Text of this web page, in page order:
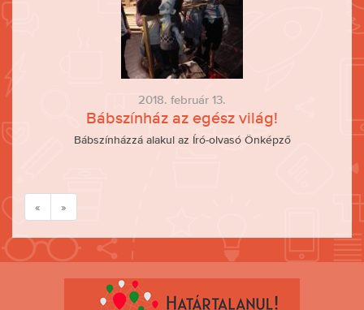
2018. február 13.
Bábszínház az egész világ!
Bábszínházzá alakul az Író-olvasó Önképző
« »